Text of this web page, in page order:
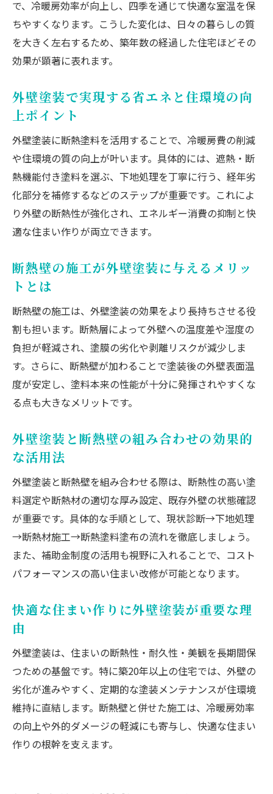
理由
外壁塗装の寿命と断熱性能を維持するポイ
ント
長期間放置した外壁塗装のリスクと対処法
築20年超住宅に求められる断熱塗装の選び
方
ナンス
外壁塗装が家の耐久性向上に与える影響
断熱塗料の種類と選び方のポイント
外壁塗装に使える断熱塗料の主な種類をご
紹介
ト
断熱塗料の価格と性能を比較する際の注意
点
外壁塗装で失敗しない断熱塗料選びのコツ
DIY対応の断熱塗料と専門施工の違いを解説
省エネを叶える外壁塗装の実践術
外壁塗装で省エネ住宅を実現するための方
断熱塗料を活用した外壁塗装実践のポイン
ト
外壁塗装と断熱壁で光熱費を削減するコツ
外壁塗装の断熱効果を最大化する施工手順
省エネにつながる外壁塗装の計画の立て方
断熱塗料の効果を高めるメンテナンス術
断熱塗料のメリットと注意点を解説
説
外壁塗装で断熱性と美観を両立する方法
断熱塗料の効果なしとされる原因と対策
外壁塗装における断熱塗料の寿命と耐久性
メリットを活かすための外壁塗装のポイン
ト
補助金を活用した外壁断熱リフォーム術
で、冷暖房効率が向上し、四季を通じて快適な室温を保
ちやすくなります。こうした変化は、日々の暮らしの質
を大きく左右するため、築年数の経過した住宅ほどその
効果が顕著に表れます。
外壁塗装で実現する省エネと住環境の向
上ポイント
外壁塗装に断熱塗料を活用することで、冷暖房費の削減
や住環境の質の向上が叶います。具体的には、遮熱・断
熱機能付き塗料を選ぶ、下地処理を丁寧に行う、経年劣
化部分を補修するなどのステップが重要です。これによ
り外壁の断熱性が強化され、エネルギー消費の抑制と快
適な住まい作りが両立できます。
断熱壁の施工が外壁塗装に与えるメリッ
トとは
断熱壁の施工は、外壁塗装の効果をより長持ちさせる役
割も担います。断熱層によって外壁への温度差や湿度の
負担が軽減され、塗膜の劣化や剥離リスクが減少しま
す。さらに、断熱壁が加わることで塗装後の外壁表面温
度が安定し、塗料本来の性能が十分に発揮されやすくな
る点も大きなメリットです。
外壁塗装と断熱壁の組み合わせの効果的
な活用法
外壁塗装と断熱壁を組み合わせる際は、断熱性の高い塗
料選定や断熱材の適切な厚み設定、既存外壁の状態確認
が重要です。具体的な手順として、現状診断→下地処理
→断熱材施工→断熱塗料塗布の流れを徹底しましょう。
また、補助金制度の活用も視野に入れることで、コスト
パフォーマンスの高い住まい改修が可能となります。
快適な住まい作りに外壁塗装が重要な理
由
外壁塗装は、住まいの断熱性・耐久性・美観を長期間保
つための基盤です。特に築20年以上の住宅では、外壁の
劣化が進みやすく、定期的な塗装メンテナンスが住環境
維持に直結します。断熱壁と併せた施工は、冷暖房効率
の向上や外的ダメージの軽減にも寄与し、快適な住まい
作りの根幹を支えます。